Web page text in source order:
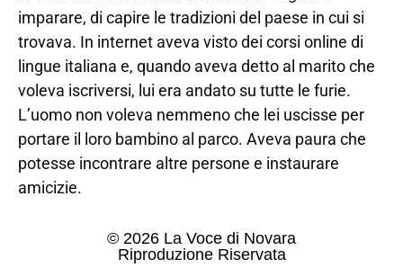
imparare, di capire le tradizioni del paese in cui si
trovava. In internet aveva visto dei corsi online di
lingue italiana e, quando aveva detto al marito che
voleva iscriversi, lui era andato su tutte le furie.
L’uomo non voleva nemmeno che lei uscisse per
portare il loro bambino al parco. Aveva paura che
potesse incontrare altre persone e instaurare
amicizie.
© 2026 La Voce di Novara
Riproduzione Riservata